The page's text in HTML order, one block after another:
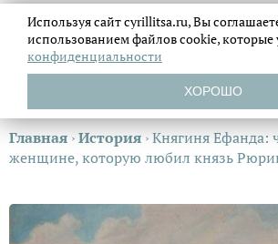
Главная ›История ›Княгиня Ефанда:
женщине, которую любил князь
Используя сайт cyrillitsa.ru, Вы
использованием файловcookie, которые
конфиденциальности
ХОРОШО